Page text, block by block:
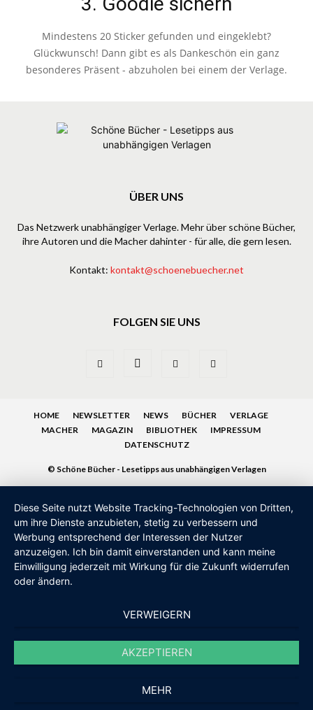
Mindestens 20 Sticker gefunden und eingeklebt?
Glückwunsch! Dann gibt es als Dankeschön ein ganz
besonderes Präsent - abzuholen bei einem der Verlage.
ÜBER UNS
Das Netzwerk unabhängiger Verlage. Mehr über schöne Bücher,
ihre Autoren und die Macher dahinter - für alle, die gern lesen.
Kontakt: kontakt@schoenebuecher.net
FOLGEN SIE UNS
HOME NEWSLETTER NEWS BÜCHER
VERLAGE
MACHER
MAGAZIN BIBLIOTHEK
IMPRESSUM
DATENSCHUTZ
© Schöne Bücher - Lesetipps aus unabhängigen Verlagen
Diese Seite nutzt Website Tracking-Technologien von Dritten,
um ihre Dienste anzubieten, stetig zu verbessern und
Werbung entsprechend der Interessen der Nutzer
anzuzeigen. Ich bin damit einverstanden und kann meine
Einwilligung jederzeit mit Wirkung für die Zukunft widerrufen
oder ändern.
VERWEIGERN
AKZEPTIEREN
MEHR